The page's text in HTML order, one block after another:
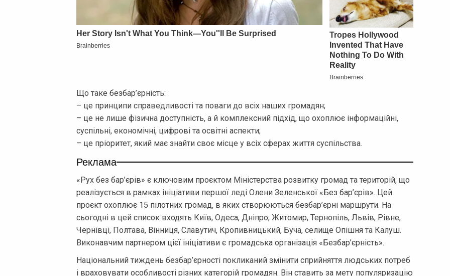
Що таке безбар’єрність:
– це принципи справедливості та поваги до всіх наших громадян;
– це не лише фізична доступність, а й комплексний підхід, що охоплює інформаційні,
суспільні, економічні, цифрові та освітні аспекти;
– це пріоритет, який має знайти своє місце у всіх сферах життя суспільства.
Реклама
«Рух без бар’єрів» є ключовим проєктом Міністерства розвитку громад та територій, що
реалізується в рамках ініціативи першої леді Олени Зеленської «Без бар’єрів». Цей
проєкт охоплює 15 пілотних громад, в яких створюються безбар’єрні маршрути. На
сьогодні в цей список входять Київ, Одеса, Дніпро, Житомир, Тернопіль, Львів, Рівне,
Чернівці, Полтава, Вінниця, Славутич, Кропивницький, Буча, селище Опішня та Калуш.
Виконавчим партнером цієї ініціативи є громадська організація «Безбар’єрність».
Національний тиждень безбар’єрності покликаний змінити сприйняття людських потреб
і враховувати особливості різних категорій громадян. Він ставить за мету популяризацію